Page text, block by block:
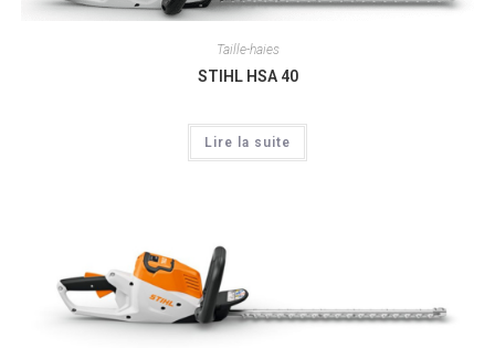
Taille-haies
STIHL HSA 40
Lire la suite